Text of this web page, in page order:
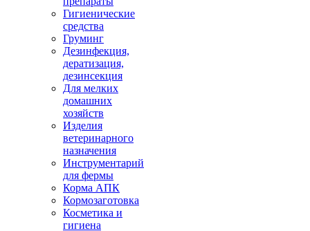
Гигиенические
средства
Груминг
Дезинфекция,
дератизация,
дезинсекция
Для мелких
домашних
хозяйств
Изделия
ветеринарного
назначения
Инструментарий
для фермы
Корма АПК
Кормозаготовка
Косметика и
гигиена